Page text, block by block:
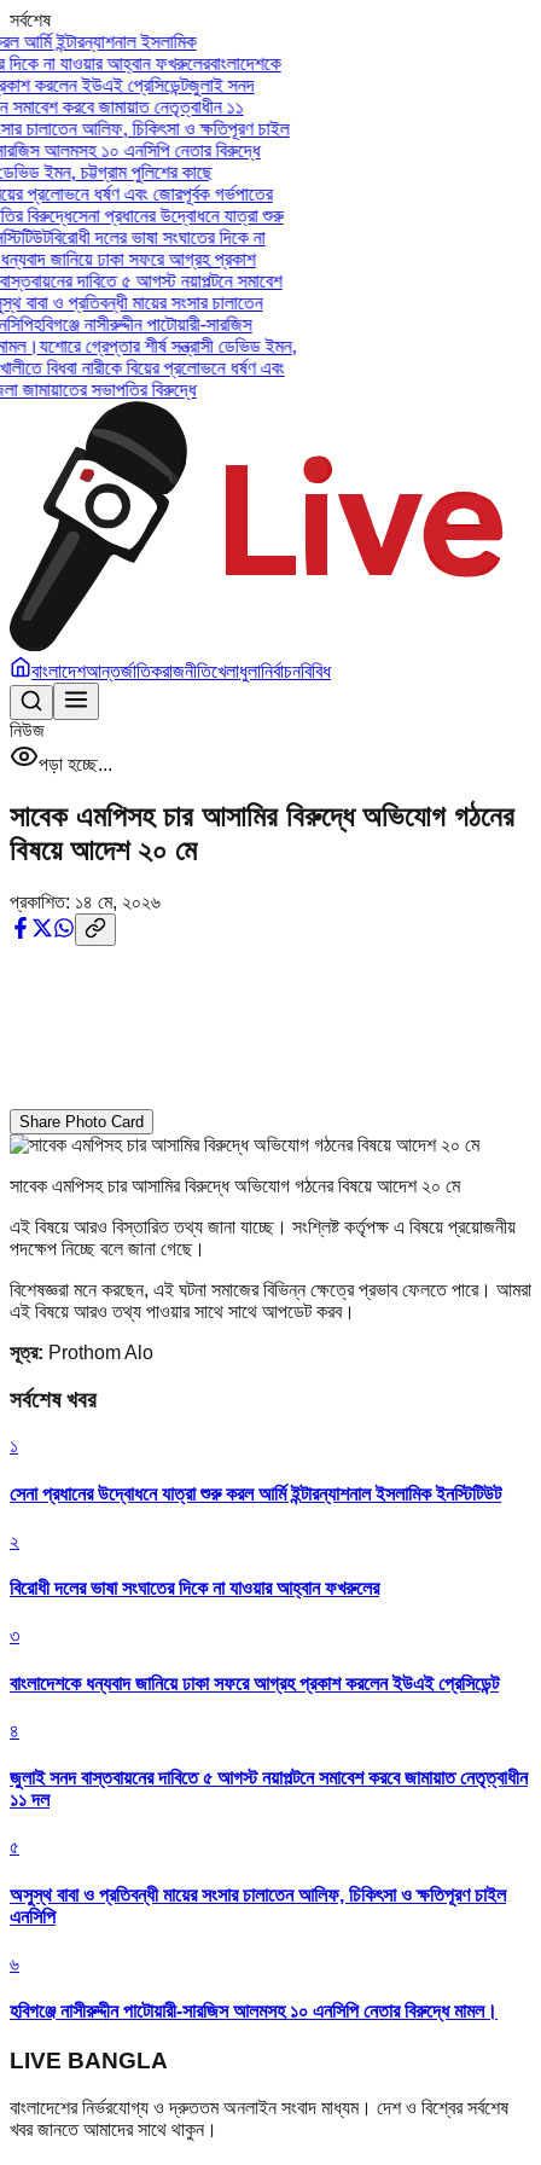
সর্বশেষ
ইন্টারন্যাশনাল ইসলামিক
না যাওয়ার আহ্বান ফখরুলেরবাংলাদেশকে
করলেন ইউএই প্রেসিডেন্টজুলাই সনদ
করবে জামায়াত নেতৃত্বাধীন ১১
চালাতেন আলিফ, চিকিৎসা ও ক্ষতিপূরণ চাইল
আলমসহ ১০ এনসিপি নেতার বিরুদ্ধে
ইমন, চট্টগ্রাম পুলিশের কাছে
প্রলোভনে ধর্ষণ এবং জোরপূর্বক গর্ভপাতের
বিরুদ্ধেসেনা প্রধানের উদ্বোধনে যাত্রা শুরু
বিরোধী দলের ভাষা সংঘাতের দিকে না
জানিয়ে ঢাকা সফরে আগ্রহ প্রকাশ
দাবিতে ৫ আগস্ট নয়াপল্টনে সমাবেশ
ও প্রতিবন্ধী মায়ের সংসার চালাতেন
হবিগঞ্জে নাসীরুদ্দীন পাটোয়ারী-সারজিস
যশোরে গ্রেপ্তার শীর্ষ সন্ত্রাসী ডেভিড ইমন,
বিধবা নারীকে বিয়ের প্রলোভনে ধর্ষণ এবং
সভাপতির বিরুদ্ধে
বাংলাদেশআন্তর্জাতিকরাজনীতিখেলাধুলানির্বাচনবিবিধ
নিউজ
পড়া হচ্ছে...
সাবেক এমপিসহ চার আসামির বিরুদ্ধে অভিযোগ গঠনের
বিষয়ে আদেশ ২০ মে
প্রকাশিত: ১৪ মে, ২০২৬
Share Photo Card
সাবেক এমপিসহ চার আসামির বিরুদ্ধে অভিযোগ গঠনের বিষয়ে আদেশ ২০ মে
এই বিষয়ে আরও বিস্তারিত তথ্য জানা যাচ্ছে। সংশ্লিষ্ট কর্তৃপক্ষ এ বিষয়ে প্রয়োজনীয়
পদক্ষেপ নিচ্ছে বলে জানা গেছে।
বিশেষজ্ঞরা মনে করছেন, এই ঘটনা সমাজের বিভিন্ন ক্ষেত্রে প্রভাব ফেলতে পারে। আমরা
এই বিষয়ে আরও তথ্য পাওয়ার সাথে সাথে আপডেট করব।
সূত্র: Prothom Alo
সর্বশেষ খবর
১
সেনা প্রধানের উদ্বোধনে যাত্রা শুরু করল আর্মি ইন্টারন্যাশনাল ইসলামিক ইনস্টিটিউট
২
বিরোধী দলের ভাষা সংঘাতের দিকে না যাওয়ার আহ্বান ফখরুলের
৩
বাংলাদেশকে ধন্যবাদ জানিয়ে ঢাকা সফরে আগ্রহ প্রকাশ করলেন ইউএই প্রেসিডেন্ট
৪
জুলাই সনদ বাস্তবায়নের দাবিতে ৫ আগস্ট নয়াপল্টনে সমাবেশ করবে জামায়াত নেতৃত্বাধীন
১১ দল
৫
অসুস্থ বাবা ও প্রতিবন্ধী মায়ের সংসার চালাতেন আলিফ, চিকিৎসা ও ক্ষতিপূরণ চাইল
এনসিপি
৬
হবিগঞ্জে নাসীরুদ্দীন পাটোয়ারী-সারজিস আলমসহ ১০ এনসিপি নেতার বিরুদ্ধে মামল।
LIVE BANGLA
বাংলাদেশের নির্ভরযোগ্য ও দ্রুততম অনলাইন সংবাদ মাধ্যম। দেশ ও বিশ্বের সর্বশেষ
খবর জানতে আমাদের সাথে থাকুন।